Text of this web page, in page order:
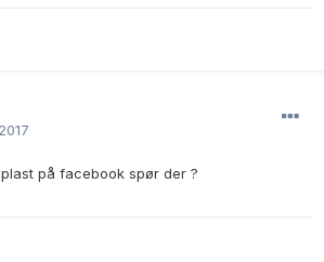
på facebook spør der ?